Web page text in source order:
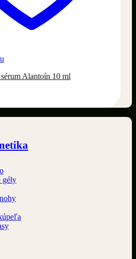
Alantoín 10 ml
gély